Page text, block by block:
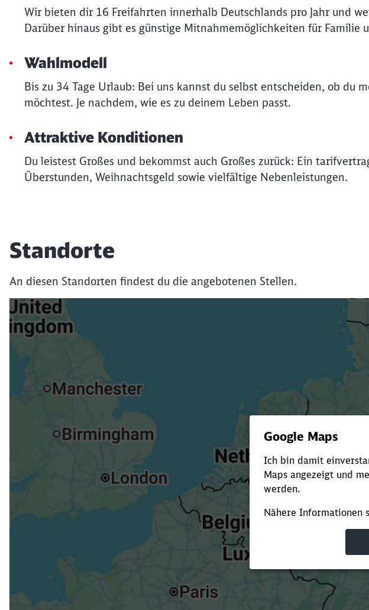
Wir bieten dir 16 Freifahrten innerhalb Deutschlands pro Jahr und
Darüber hinaus gibt es günstige Mitnahmemöglichkeiten für Familie
Wahlmodell
Bis zu 34 Tage Urlaub: Bei uns kannst du selbst entscheiden, ob
möchtest. Je nachdem, wie es zu deinem Leben passt.
Attraktive Konditionen
Du leistest Großes und bekommst auch Großes zurück: Ein
Überstunden, Weihnachtsgeld sowie vielfältige Nebenleistungen.
Standorte
An diesen Standorten findest du die angebotenen Stellen.
Es
Suchbegriffe